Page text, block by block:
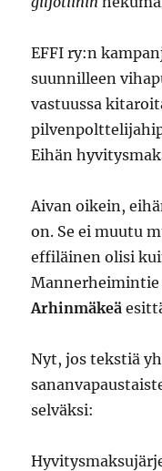
EFFI ry:n
suunnilleen
vastuussa
Eihän
Aivan oikein,
on. Se ei muutu
effiläinen olisi
Arhinmäkeä
Nyt, jos tekstiä
selväksi: